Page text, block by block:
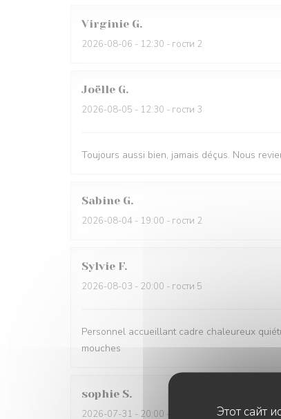
Этот сайт
Virginie G
2026-08-06 - 12:30 - гости 2
Joëlle G
2026-08-05 - 12:30 - гости 3
Toujours aussi bien, jamais déçus. Nous
Sabine G
2026-08-04 - 19:00 - гости 2
Sylvie F
2026-08-03 - 20:00 - гости 5
Personnel accueillant cadre chaleureux
mouches
sophie S
2026-07-31 - 20:00 - гости 6